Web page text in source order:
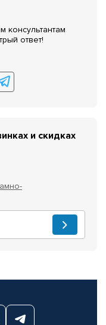
консультантам
ответ!
и скидках